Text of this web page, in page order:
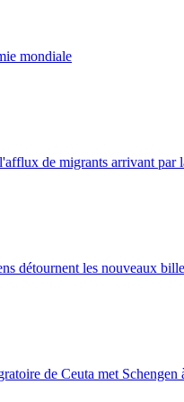
mondiale
de migrants arrivant par
détournent les nouveaux
de Ceuta met Schengen